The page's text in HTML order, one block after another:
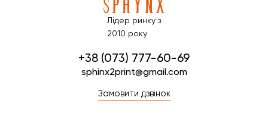
Лідер ринку з
2010 року
+38 (073) 777-60-69
sphinx2print@gmail.com
Замовити дзвінок